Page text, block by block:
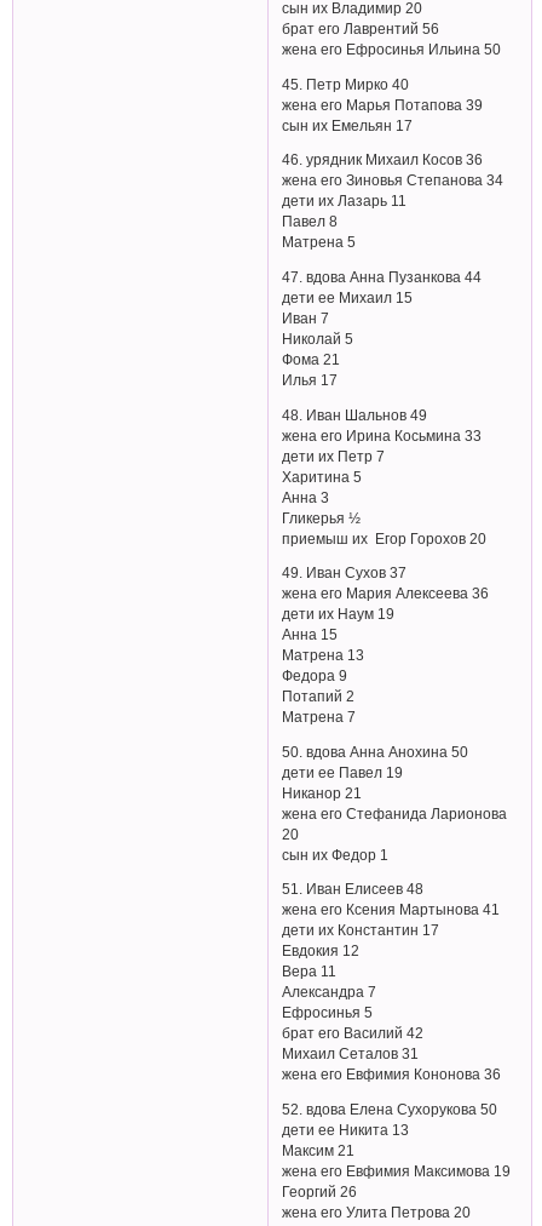
сын их Владимир 20
брат его Лаврентий 56
жена его Ефросинья Ильина 50
45. Петр Мирко 40
жена его Марья Потапова 39
сын их Емельян 17
46. урядник Михаил Косов 36
жена его Зиновья Степанова 34
дети их Лазарь 11
Павел 8
Матрена 5
47. вдова Анна Пузанкова 44
дети ее Михаил 15
Иван 7
Николай 5
Фома 21
Илья 17
48. Иван Шальнов 49
жена его Ирина Косьмина 33
дети их Петр 7
Харитина 5
Анна 3
Гликерья ½
приемыш их Егор Горохов 20
49. Иван Сухов 37
жена его Мария Алексеева 36
дети их Наум 19
Анна 15
Матрена 13
Федора 9
Потапий 2
Матрена 7
50. вдова Анна Анохина 50
дети ее Павел 19
Никанор 21
жена его Стефанида Ларионова
20
сын их Федор 1
51. Иван Елисеев 48
жена его Ксения Мартынова 41
дети их Константин 17
Евдокия 12
Вера 11
Александра 7
Ефросинья 5
брат его Василий 42
Михаил Сеталов 31
жена его Евфимия Кононова 36
52. вдова Елена Сухорукова 50
дети ее Никита 13
Максим 21
жена его Евфимия Максимова 19
Георгий 26
жена его Улита Петрова 20